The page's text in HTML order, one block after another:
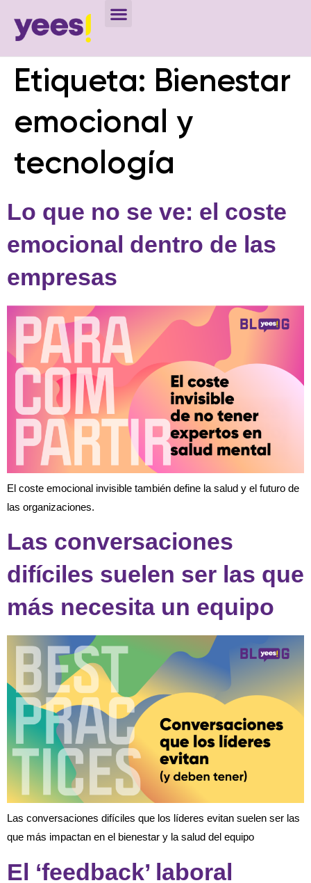
Etiqueta: Bienestar
emocional y
tecnología
Lo que no se ve: el coste
emocional dentro de las
empresas
El coste emocional invisible también define la salud y el futuro de
las organizaciones.
Las conversaciones
difíciles suelen ser las que
más necesita un equipo
Las conversaciones difíciles que los líderes evitan suelen ser las
que más impactan en el bienestar y la salud del equipo
El ‘feedback’ laboral